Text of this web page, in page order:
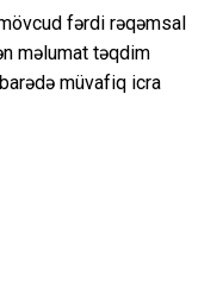
fərdi rəqəmsal
məlumat təqdim
müvafiq icra